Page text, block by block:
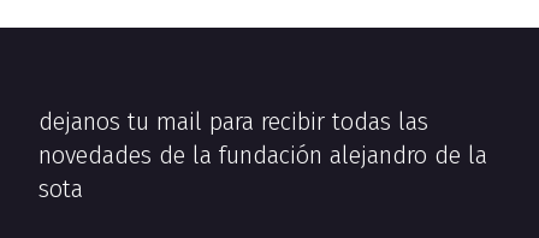
dejanos tu mail para recibir todas las
novedades de la fundación alejandro de la
sota